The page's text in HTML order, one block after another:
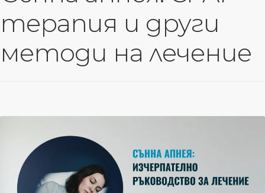
Моят профил
терапия и други
методи на лечение